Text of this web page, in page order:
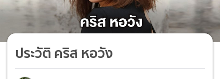
ประวัติ คริส หอวัง